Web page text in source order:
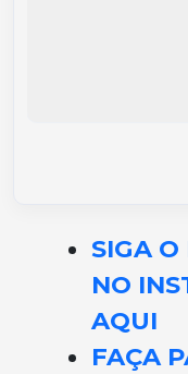
SIGA
NO
AQUI
FAÇA